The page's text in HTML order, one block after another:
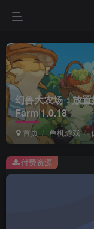
幻兽大农场：放
Farm|1.0.18
首页 单机游戏
此内容为付费资源，
付费资源